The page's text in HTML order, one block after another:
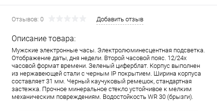
Отзывов: 0 Добавить отзыв
Описание товара:
Мужские электронные часы. Электролюминесцентная подсветка.
Отображение даты, дня недели. Второй часовой пояс. 12/24х
часовой формат времени. Зеленый циферблат. Корпус выполнен
из нержавеющей стали с черным IP покрытием. Ширина корпуса
составляет 31 мм. Черный каучуковый ремешок, стандартная
застежка. Прочное минеральное стекло устойчивое к мелким
механическим повреждениям. Водостойкость WR 30 (брызги).